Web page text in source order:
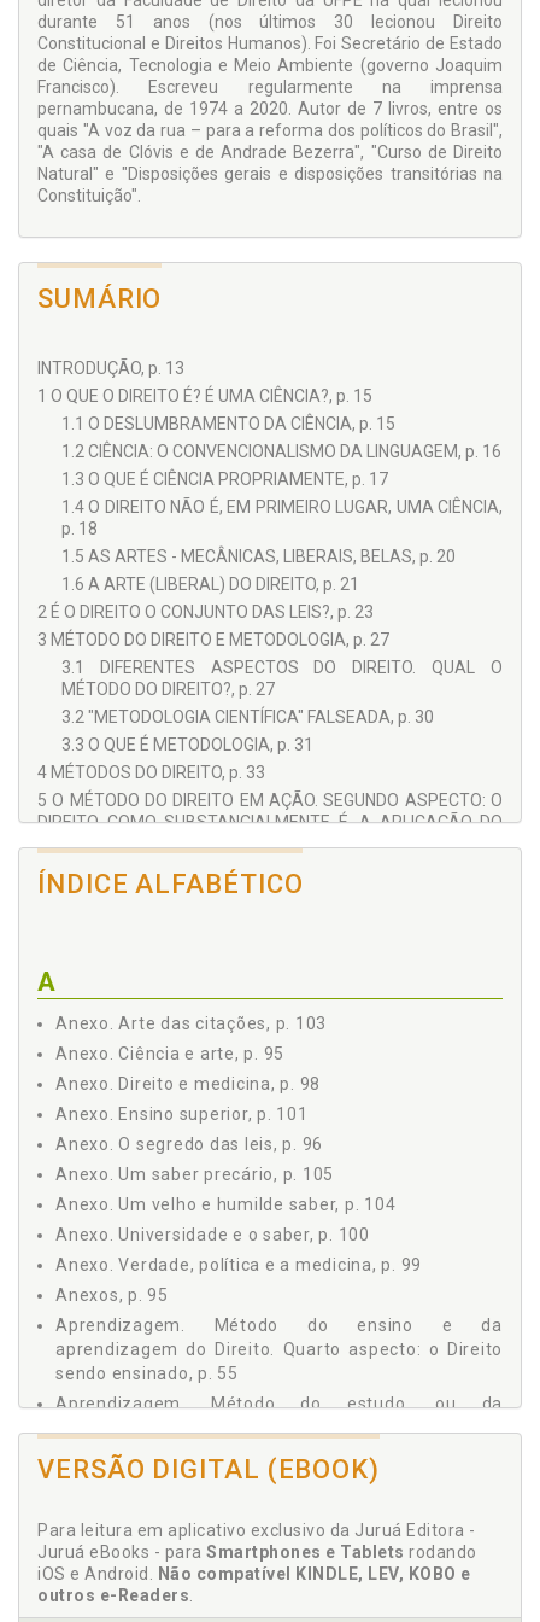
durante 51 anos (nos últimos 30 lecionou Direito
Constitucional e Direitos Humanos). Foi Secretário de Estado
de Ciência, Tecnologia e Meio Ambiente (governo Joaquim
Francisco). Escreveu regularmente na imprensa
pernambucana, de 1974 a 2020. Autor de 7 livros, entre os
quais "A voz da rua – para a reforma dos políticos do Brasil",
"A casa de Clóvis e de Andrade Bezerra", "Curso de Direito
Natural" e "Disposições gerais e disposições transitórias na
Constituição".
SUMÁRIO
INTRODUÇÃO, p. 13
1 O QUE O DIREITO É? É UMA CIÊNCIA?, p. 15
1.1 O DESLUMBRAMENTO DA CIÊNCIA, p. 15
1.2 CIÊNCIA: O CONVENCIONALISMO DA LINGUAGEM, p. 16
1.3 O QUE É CIÊNCIA PROPRIAMENTE, p. 17
1.4 O DIREITO NÃO É, EM PRIMEIRO LUGAR, UMA CIÊNCIA,
p. 18
1.5 AS ARTES - MECÂNICAS, LIBERAIS, BELAS, p. 20
1.6 A ARTE (LIBERAL) DO DIREITO, p. 21
2 É O DIREITO O CONJUNTO DAS LEIS?, p. 23
3 MÉTODO DO DIREITO E METODOLOGIA, p. 27
3.1 DIFERENTES ASPECTOS DO DIREITO. QUAL O
MÉTODO DO DIREITO?, p. 27
3.2 "METODOLOGIA CIENTÍFICA" FALSEADA, p. 30
3.3 O QUE É METODOLOGIA, p. 31
4 MÉTODOS DO DIREITO, p. 33
5 O MÉTODO DO DIREITO EM AÇÃO. SEGUNDO ASPECTO: O
DIREITO COMO SUBSTANCIALMENTE É. A APLICAÇÃO DO
DIREITO. O DIREITO EM FUNCIONAMENTO. O DIREITO SENDO
EFETIVADO. O DIREITO REAL, p. 35
a) Direito antigo e Direito moderno, p. 36
e) Verdade e humildade no Direito, p. 41
6 O MÉTODO DA CRIAÇÃO DO DIREITO. PRIMEIRO ASPECTO:
A CRIAÇÃO DA NORMA. O DIREITO SENDO CRIADO, p. 43
a) Criação das normas no Direito antigo, p. 43
b) No Direito moderno: a criação dos dois tipos de
7 O MÉTODO DA CIÊNCIA DO DIREITO. TERCEIRO ASPECTO:
A DOUTRINA. O ESTUDO DO DIREITO, A CIÊNCIA DO DIREITO.
O DIREITO SENDO ESTUDADO, p. 49
a) A ciência do Direito - falsos métodos, p. 49
b) Compreensão, p. 51
c) Os grandes doutrinadores, os juristas, p. 52
8 O MÉTODO DO ENSINO E DA APRENDIZAGEM DO DIREITO.
QUARTO ASPECTO: O DIREITO SENDO ENSINADO, p. 55
8.1 MÉTODO DO ENSINO DO DIREITO, p. 55
DIREITO, p. 57
9 CIÊNCIA E VERDADE NO DIREITO, p. 59
9.1 CIÊNCIAS NO DIREITO, p. 59
a) Arte e verdade, p. 60
b) Direito e verdade, p. 61
c) Verdade no Direito sendo estudado, p. 62
d) Verdade no Direito sendo criado, p. 63
ÍNDICE ALFABÉTICO
A
Anexo. Arte das citações, p. 103
Anexo. Ciência e arte, p. 95
Anexo. Direito e medicina, p. 98
Anexo. Ensino superior, p. 101
Anexo. O segredo das leis, p. 96
Anexo. Um saber precário, p. 105
Anexo. Um velho e humilde saber, p. 104
Anexo. Universidade e o saber, p. 100
Anexo. Verdade, política e a medicina, p. 99
Anexos, p. 95
Aprendizagem. Método do ensino e da
aprendizagem do Direito. Quarto aspecto: o Direito
sendo ensinado, p. 55
Aprendizagem. Método do estudo, ou da
aprendizagem, do Direito, p. 57
Arte (liberal) do Direito, p. 21
Artes - mecânicas, liberais, belas, p. 20
C
Ciência do Direito - falsos métodos, p. 49
VERSÃO DIGITAL (EBOOK)
Para leitura em aplicativo exclusivo da Juruá Editora -
Juruá eBooks - para Smartphones e Tablets rodando
iOS e Android. Não compatível KINDLE, LEV, KOBO e
outros e-Readers.